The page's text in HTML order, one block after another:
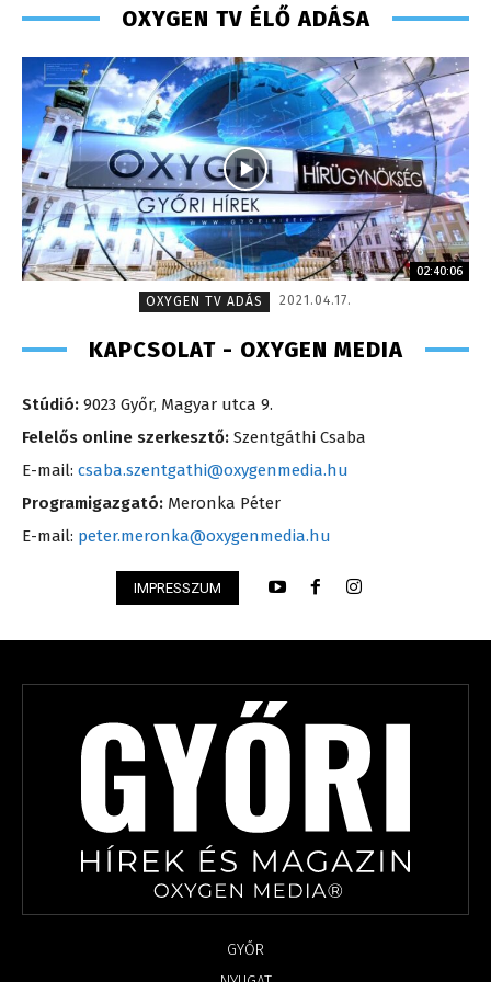
OXYGEN TV ÉLŐ ADÁSA
02:40:06
OXYGEN TV ADÁS
2021.04.17.
KAPCSOLAT - OXYGEN MEDIA
Stúdió: 9023 Győr, Magyar utca 9.
Felelős online szerkesztő: Szentgáthi Csaba
E-mail: csaba.szentgathi@oxygenmedia.hu
Programigazgató: Meronka Péter
E-mail: peter.meronka@oxygenmedia.hu
IMPRESSZUM
GYŐR